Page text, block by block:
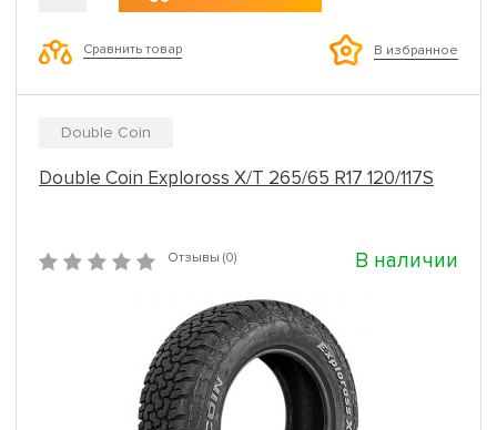
Сравнить товар В избранное
Double Coin
Double Coin Exploross X/T 265/65 R17 120/117S
Отзывы (0) В наличии